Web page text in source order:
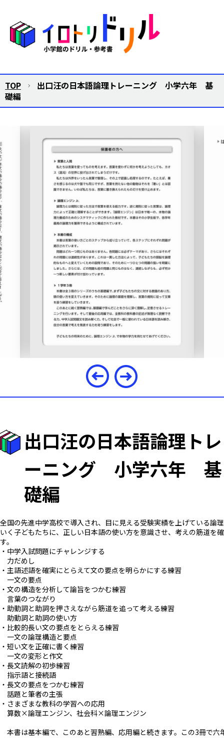
TOP
出口汪の日本語論理トレーニング 小学六年 基
礎編
出口汪の日本語論理トレ
ーニング 小学六年 基
礎編
全国の先進中学高校で導入され、目に見える受験実績を上げている論
いく子どもたちに、正しい日本語の使い方を意識させ、考えの筋道
す。
・中学入試問題にチャレンジする
力だめし
・主語述語を確実にとらえて文の要点を明らかにする練習
一文の要点
・文の構造を分析して論旨をつかむ練習
言葉のつながり
・助動詞と助詞を押さえながら筋道を追って考える練習
助動詞と助詞の使い方
・比較的長い文の要点をとらえる練習
一文の論理構造と要点
・短い文を正確に書く練習
一文の変形と作文
・長文読解の初歩練習
指示語と接続語
・長文の要点をつかむ練習
話題と筆者の主張
・さまざまな教科の学習への応用
算数×論理エンジン、社会科×論理エンジン
本書は基本編で、このあと習熟編、応用編と続きます。この3冊で